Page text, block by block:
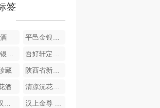
签
平邑金银花酒-银花酿
平邑金银花酒-金花酿 吾好轩定制酒
藏 陕西省新闻工作者协会企业报分会定制酒
酒 清凉沅花酿琼浆酒
46°大汉长安酒（聚友酒） 汉上金尊 酒（玻璃瓶）